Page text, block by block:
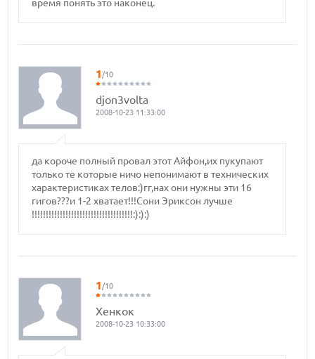
время понять это наконец.
1/10
djon3volta
2008-10-23 11:33:00
да короче полный провал этот Айфон,их пукупают
только те которые ничо непонимают в технических
характеристиках телов:)гг,нах они нужны эти 16
гигов???и 1-2 хватает!!!Сони Эриксон лучше
!!!!!!!!!!!!!!!!!!!!!!!!!!!!!!!!!!!!:):):)
1/10
Хенкок
2008-10-23 10:33:00